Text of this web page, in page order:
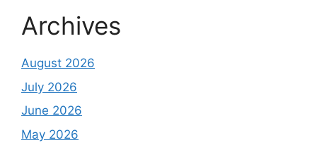
Archives
August 2026
July 2026
June 2026
May 2026